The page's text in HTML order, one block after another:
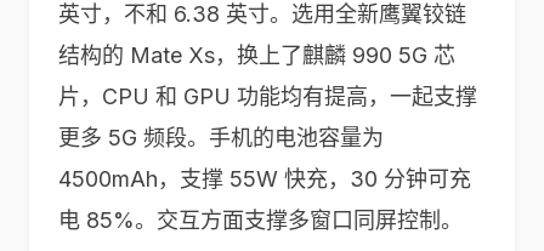
英寸，不和 6.38 英寸。选用全新鹰翼铰链
结构的 Mate Xs，换上了麒麟 990 5G 芯
片，CPU 和 GPU 功能均有提高，一起支撑
更多 5G 频段。手机的电池容量为
4500mAh，支撑 55W 快充，30 分钟可充
电 85%。交互方面支撑多窗口同屏控制。